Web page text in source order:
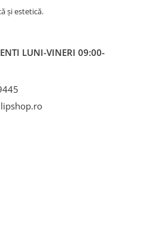
și estetică.
LUNI-VINERI 09:00-